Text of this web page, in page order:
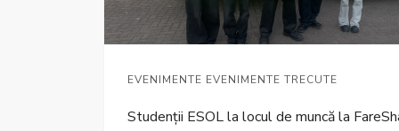
EVENIMENTE EVENIMENTE TRECUTE
Studenții ESOL la locul de muncă la